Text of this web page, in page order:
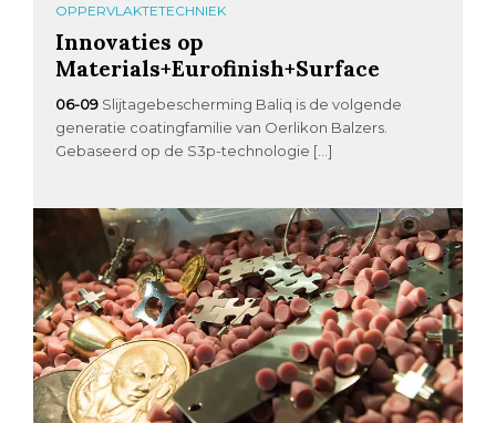
OPPERVLAKTETECHNIEK
Innovaties op
Materials+Eurofinish+Surface
06-09 Slijtagebescherming Baliq is de volgende
generatie coatingfamilie van Oerlikon Balzers.
Gebaseerd op de S3p-technologie […]